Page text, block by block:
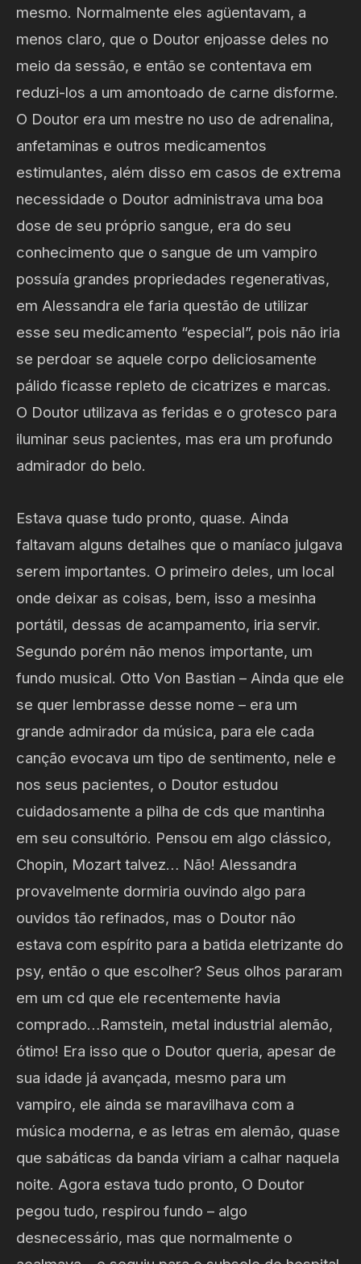
mesmo. Normalmente eles agüentavam, a
menos claro, que o Doutor enjoasse deles no
meio da sessão, e então se contentava em
reduzi-los a um amontoado de carne disforme.
O Doutor era um mestre no uso de adrenalina,
anfetaminas e outros medicamentos
estimulantes, além disso em casos de extrema
necessidade o Doutor administrava uma boa
dose de seu próprio sangue, era do seu
conhecimento que o sangue de um vampiro
possuía grandes propriedades regenerativas,
em Alessandra ele faria questão de utilizar
esse seu medicamento “especial”, pois não iria
se perdoar se aquele corpo deliciosamente
pálido ficasse repleto de cicatrizes e marcas.
O Doutor utilizava as feridas e o grotesco para
iluminar seus pacientes, mas era um profundo
admirador do belo.
Estava quase tudo pronto, quase. Ainda
faltavam alguns detalhes que o maníaco julgava
serem importantes. O primeiro deles, um local
onde deixar as coisas, bem, isso a mesinha
portátil, dessas de acampamento, iria servir.
Segundo porém não menos importante, um
fundo musical. Otto Von Bastian – Ainda que ele
se quer lembrasse desse nome – era um
grande admirador da música, para ele cada
canção evocava um tipo de sentimento, nele e
nos seus pacientes, o Doutor estudou
cuidadosamente a pilha de cds que mantinha
em seu consultório. Pensou em algo clássico,
Chopin, Mozart talvez… Não! Alessandra
provavelmente dormiria ouvindo algo para
ouvidos tão refinados, mas o Doutor não
estava com espírito para a batida eletrizante do
psy, então o que escolher? Seus olhos pararam
em um cd que ele recentemente havia
comprado…Ramstein, metal industrial alemão,
ótimo! Era isso que o Doutor queria, apesar de
sua idade já avançada, mesmo para um
vampiro, ele ainda se maravilhava com a
música moderna, e as letras em alemão, quase
que sabáticas da banda viriam a calhar naquela
noite. Agora estava tudo pronto, O Doutor
pegou tudo, respirou fundo – algo
desnecessário, mas que normalmente o